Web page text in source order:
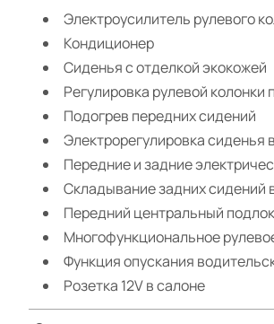
Электроусилитель рулевого
Кондиционер
Сиденья с отделкой экокожей
Регулировка рулевой колонки
Подогрев передних сидений
Электрорегулировка сиденья
Передние и задние
Складывание задних сидений
Передний центральный
Многофункциональное
Функция опускания
Розетка 12V в салоне